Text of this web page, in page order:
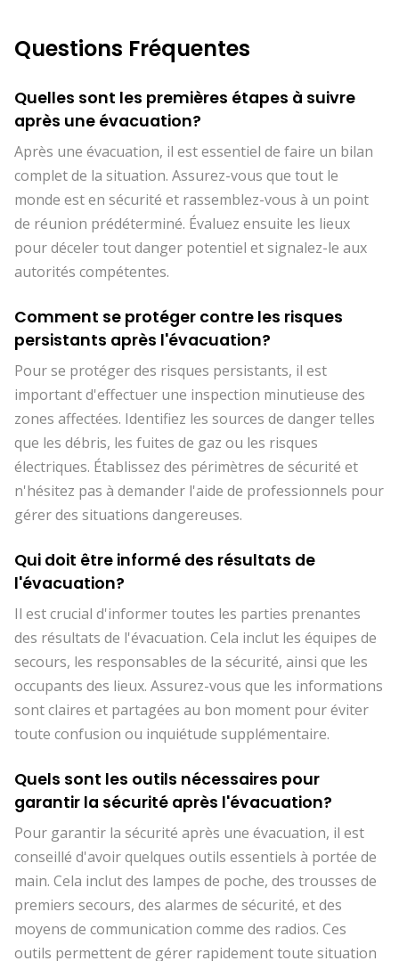
Questions Fréquentes
Quelles sont les premières étapes à suivre
après une évacuation?
Après une évacuation, il est essentiel de faire un bilan
complet de la situation. Assurez-vous que tout le
monde est en sécurité et rassemblez-vous à un point
de réunion prédéterminé. Évaluez ensuite les lieux
pour déceler tout danger potentiel et signalez-le aux
autorités compétentes.
Comment se protéger contre les risques
persistants après l'évacuation?
Pour se protéger des risques persistants, il est
important d'effectuer une inspection minutieuse des
zones affectées. Identifiez les sources de danger telles
que les débris, les fuites de gaz ou les risques
électriques. Établissez des périmètres de sécurité et
n'hésitez pas à demander l'aide de professionnels pour
gérer des situations dangereuses.
Qui doit être informé des résultats de
l'évacuation?
Il est crucial d'informer toutes les parties prenantes
des résultats de l'évacuation. Cela inclut les équipes de
secours, les responsables de la sécurité, ainsi que les
occupants des lieux. Assurez-vous que les informations
sont claires et partagées au bon moment pour éviter
toute confusion ou inquiétude supplémentaire.
Quels sont les outils nécessaires pour
garantir la sécurité après l'évacuation?
Pour garantir la sécurité après une évacuation, il est
conseillé d'avoir quelques outils essentiels à portée de
main. Cela inclut des lampes de poche, des trousses de
premiers secours, des alarmes de sécurité, et des
moyens de communication comme des radios. Ces
outils permettent de gérer rapidement toute situation